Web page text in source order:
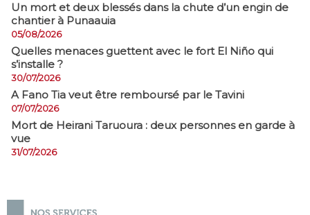
​Un mort et deux blessés dans la chute d’un engin de
chantier à Punaauia
05/08/2026
Quelles menaces guettent avec le fort El Niño qui
s’installe ?
30/07/2026
A Fano Tia veut être remboursé par le Tavini
07/07/2026
Mort de Heirani Taruoura : deux personnes en garde à
vue
31/07/2026